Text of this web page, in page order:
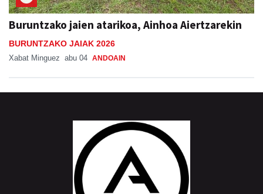
Buruntzako jaien atarikoa, Ainhoa Aiertzarekin
BURUNTZAKO JAIAK 2026
Xabat Minguez abu 04 ANDOAIN